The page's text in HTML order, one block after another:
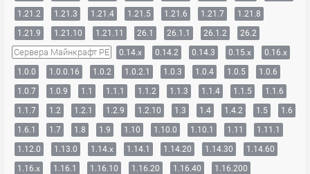
1.21.2
1.21.3 1.21.4 1.21.5 1.21.6 1.21.7
1.21.8
1.21.9
1.21.10 1.21.11 26.1 26.1.1 26.1.2 26.2
Сервера Майнкрафт PE 0.14.x 0.14.2 0.14.3 0.15.x
0.16.x
1.0.0
1.0.0.16 1.0.2 1.0.2.1 1.0.3 1.0.4 1.0.5
1.0.6
1.0.7
1.0.9 1.1 1.1.1 1.1.2 1.1.3 1.1.4 1.1.5
1.1.6
1.1.7
1.2 1.2.1 1.2.9 1.2.10 1.3 1.4 1.4.2 1.5
1.6
1.6.1
1.7 1.8 1.9 1.10 1.10.0 1.10.1 1.11
1.11.1
1.12.0
1.13.0 1.14.x 1.14.1 1.14.20 1.14.30
1.14.60
1.16.x
1.16.1 1.16.10 1.16.20 1.16.40
1.16.200